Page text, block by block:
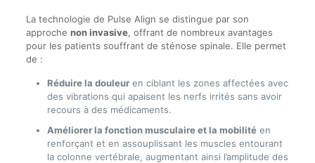
La technologie de Pulse Align se distingue par son
approche non invasive, offrant de nombreux avantages
pour les patients souffrant de sténose spinale. Elle permet
de :
Réduire la douleuren ciblant les zones affectées avec
des vibrations qui apaisent les nerfs irrités sans avoir
recours à des médicaments.
Améliorer la fonction musculaire et la mobilitéen
renforçant et en assouplissant les muscles entourant
la colonne vertébrale, augmentant ainsi l’amplitude des